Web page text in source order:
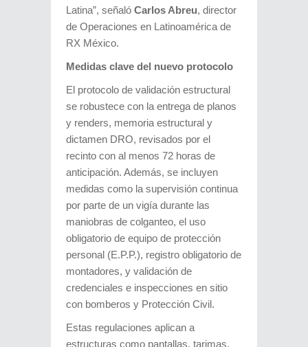
Latina”, señaló Carlos Abreu, director
de Operaciones en Latinoamérica de
RX México.
Medidas clave del nuevo protocolo
El protocolo de validación estructural
se robustece con la entrega de planos
y renders, memoria estructural y
dictamen DRO, revisados por el
recinto con al menos 72 horas de
anticipación. Además, se incluyen
medidas como la supervisión continua
por parte de un vigía durante las
maniobras de colganteo, el uso
obligatorio de equipo de protección
personal (E.P.P.), registro obligatorio de
montadores, y validación de
credenciales e inspecciones en sitio
con bomberos y Protección Civil.
Estas regulaciones aplican a
estructuras como pantallas, tarimas,